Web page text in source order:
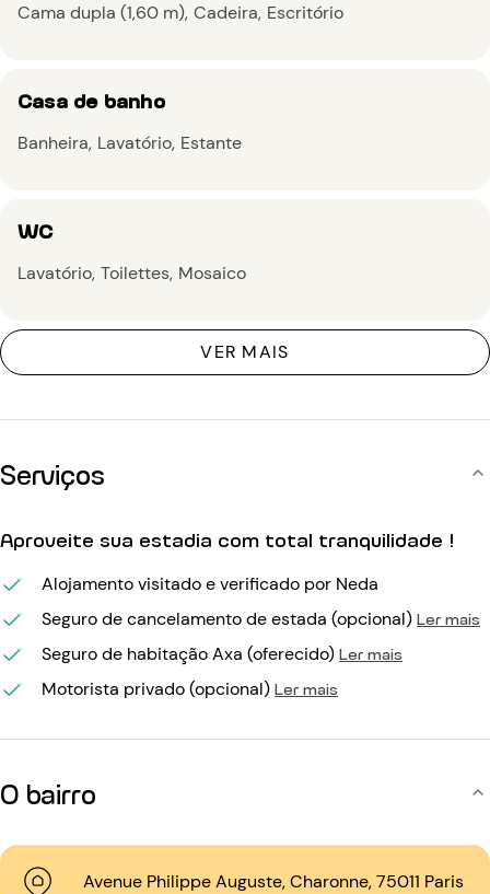
Cama dupla (1,60 m) Cadeira Escritório
Casa de banho
Banheira Lavatório Estante
WC
Lavatório Toilettes Mosaico
VER MAIS
Serviços
Aproveite sua estadia com total tranquilidade !
Alojamento visitado e verificado por Neda
Seguro de cancelamento de estada (opcional) Ler mais
Seguro de habitação Axa (oferecido) Ler mais
Motorista privado (opcional) Ler mais
O bairro
Avenue Philippe Auguste, Charonne, 75011 Paris